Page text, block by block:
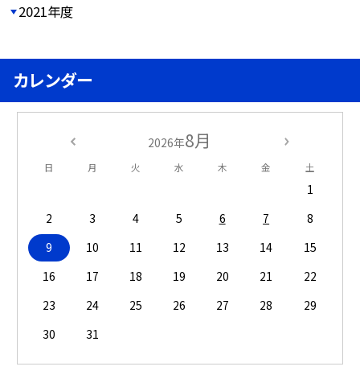
2021年度
カレンダー
2026年8月
日 月 火 水 木 金 土
1
2
3 4 5 6 7
8
9
10 11 12 13 14
15
16
17 18 19 20 21
22
23
24 25 26 27 28
29
30
31